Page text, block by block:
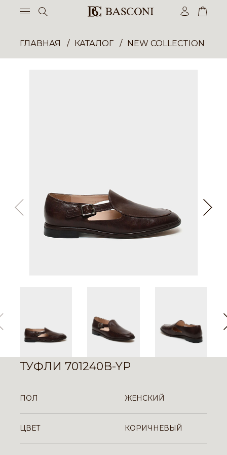
ГЛАВНАЯ КАТАЛОГ NEW COLLECTION
ТУФЛИ 701240B-YP
ПОЛ ЖЕНСКИЙ
ЦВЕТ КОРИЧНЕВЫЙ